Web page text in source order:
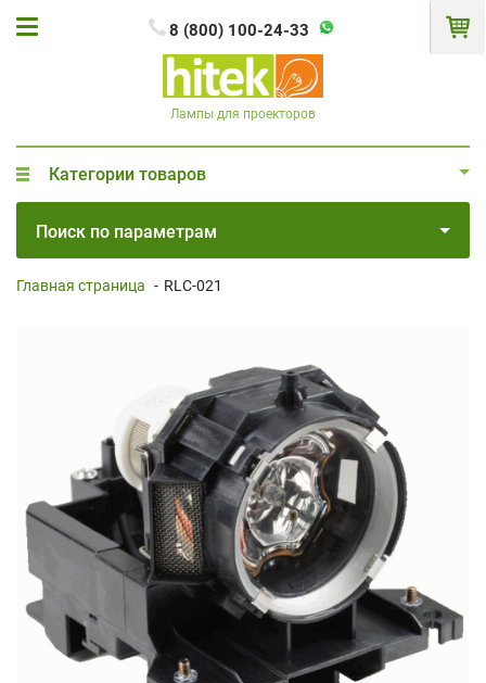
8 (800) 100-24-33
Лампы для проекторов
Категории товаров
Поиск по параметрам
Главная страница - RLC-021